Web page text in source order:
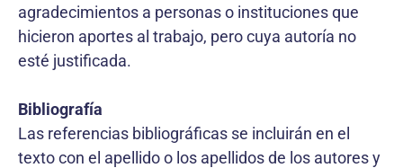
agradecimientos a personas o instituciones que
hicieron aportes al trabajo, pero cuya autoría no
esté justificada.
Bibliografía
Las referencias bibliográficas se incluirán en el
texto con el apellido o los apellidos de los autores y